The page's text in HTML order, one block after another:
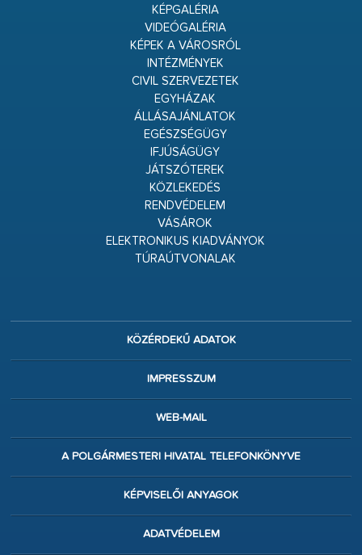
KÉPGALÉRIA
VIDEÓGALÉRIA
KÉPEK A VÁROSRÓL
INTÉZMÉNYEK
CIVIL SZERVEZETEK
EGYHÁZAK
ÁLLÁSAJÁNLATOK
EGÉSZSÉGÜGY
IFJÚSÁGÜGY
JÁTSZÓTEREK
KÖZLEKEDÉS
RENDVÉDELEM
VÁSÁROK
ELEKTRONIKUS KIADVÁNYOK
TÚRAÚTVONALAK
KÖZÉRDEKŰ ADATOK
IMPRESSZUM
WEB-MAIL
A POLGÁRMESTERI HIVATAL TELEFONKÖNYVE
KÉPVISELŐI ANYAGOK
ADATVÉDELEM